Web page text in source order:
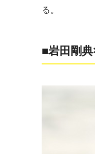
る。
■岩田剛